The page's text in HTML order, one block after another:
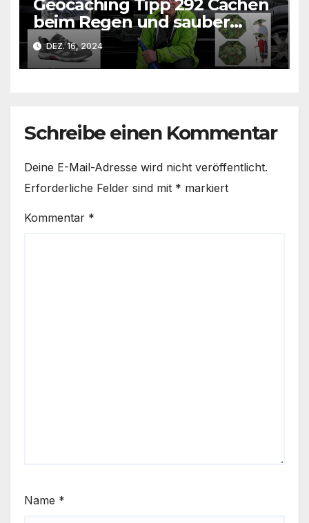
Geocaching Tipp 292 Cachen
beim Regen und sauber
bleiben
DEZ. 16, 2024
Schreibe einen Kommentar
Deine E-Mail-Adresse wird nicht veröffentlicht.
Erforderliche Felder sind mit * markiert
Kommentar *
Name *